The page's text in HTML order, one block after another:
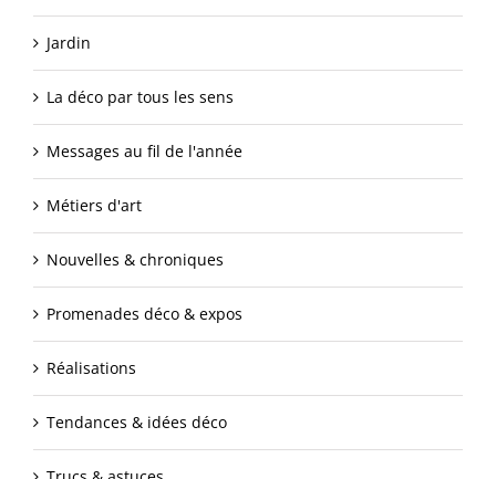
Jardin
La déco par tous les sens
Messages au fil de l'année
Métiers d'art
Nouvelles & chroniques
Promenades déco & expos
Réalisations
Tendances & idées déco